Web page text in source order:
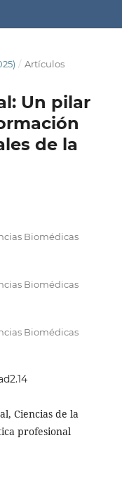
/ Artículos
Un pilar
de la
Biomédicas
Biomédicas
Biomédicas
Ciencias de la
profesional